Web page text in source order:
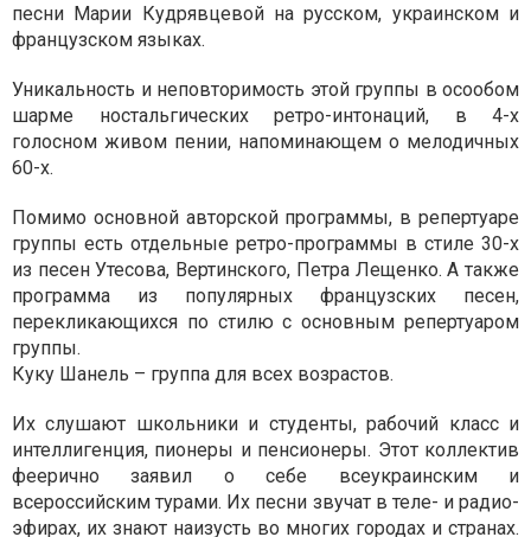
песни Марии Кудрявцевой на русском, украинском и
французском языках.
Уникальность и неповторимость этой группы в осообом
шарме ностальгических ретро-интонаций, в 4-х
голосном живом пении, напоминающем о мелодичных
60-х.
Помимо основной авторской программы, в репертуаре
группы есть отдельные ретро-программы в стиле 30-х
из песен Утесова, Вертинского, Петра Лещенко. А также
программа из популярных французских песен,
перекликающихся по стилю с основным репертуаром
группы.
Куку Шанель – группа для всех возрастов.
Их слушают школьники и студенты, рабочий класс и
интеллигенция, пионеры и пенсионеры. Этот коллектив
феерично заявил о себе всеукраинским и
всероссийским турами. Их песни звучат в теле- и радио-
эфирах, их знают наизусть во многих городах и странах.